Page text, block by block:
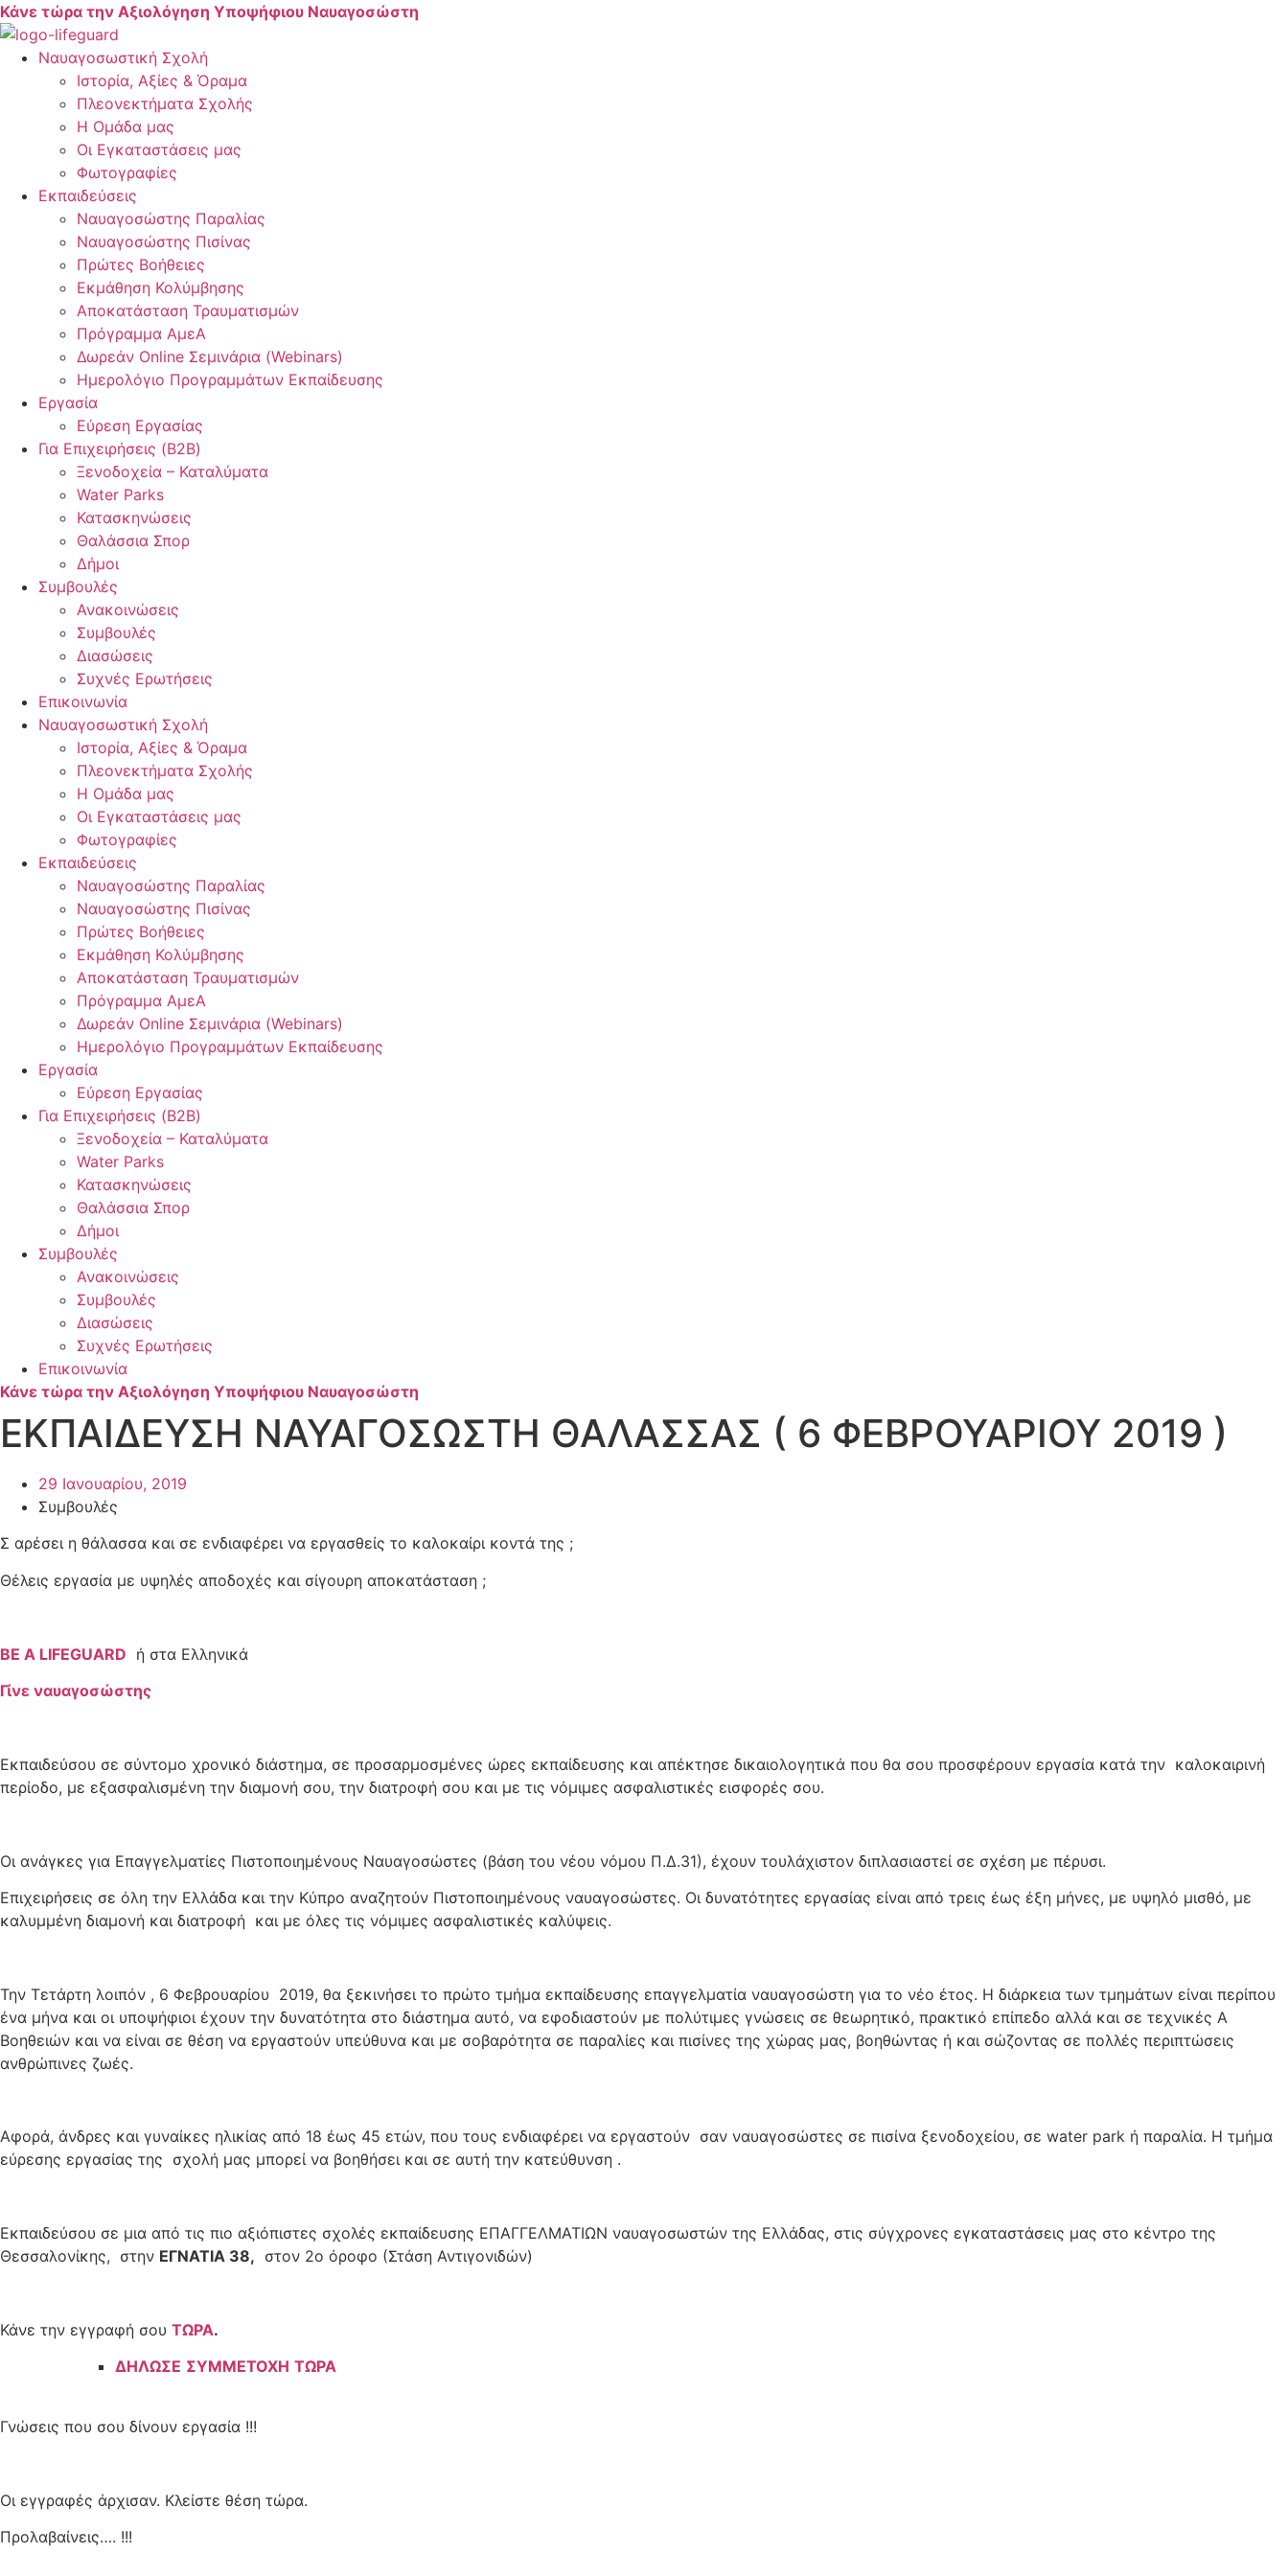
Skip
to
content
Κάνε τώρα την Αξιολόγηση Υποψήφιου Ναυαγοσώστη
Ναυαγοσωστική Σχολή
Ιστορία, Αξίες & Όραμα
Πλεονεκτήματα Σχολής
Η Ομάδα μας
Οι Εγκαταστάσεις μας
Φωτογραφίες
Εκπαιδεύσεις
Ναυαγοσώστης Παραλίας
Ναυαγοσώστης Πισίνας
Πρώτες Βοήθειες
Εκμάθηση Κολύμβησης
Αποκατάσταση Τραυματισμών
Πρόγραμμα ΑμεΑ
Δωρεάν Online Σεμινάρια (Webinars)
Ημερολόγιο Προγραμμάτων Εκπαίδευσης
Εργασία
Εύρεση Εργασίας
Για Επιχειρήσεις (B2B)
Ξενοδοχεία – Καταλύματα
Water Parks
Κατασκηνώσεις
Θαλάσσια Σπορ
Δήμοι
Συμβουλές
Ανακοινώσεις
Συμβουλές
Διασώσεις
Συχνές Ερωτήσεις
Επικοινωνία
Ναυαγοσωστική Σχολή
Ιστορία, Αξίες & Όραμα
Πλεονεκτήματα Σχολής
Η Ομάδα μας
Οι Εγκαταστάσεις μας
Φωτογραφίες
Εκπαιδεύσεις
Ναυαγοσώστης Παραλίας
Ναυαγοσώστης Πισίνας
Πρώτες Βοήθειες
Εκμάθηση Κολύμβησης
Αποκατάσταση Τραυματισμών
Πρόγραμμα ΑμεΑ
Δωρεάν Online Σεμινάρια (Webinars)
Ημερολόγιο Προγραμμάτων Εκπαίδευσης
Εργασία
Εύρεση Εργασίας
Για Επιχειρήσεις (B2B)
Ξενοδοχεία – Καταλύματα
Water Parks
Κατασκηνώσεις
Θαλάσσια Σπορ
Δήμοι
Συμβουλές
Ανακοινώσεις
Συμβουλές
Διασώσεις
Συχνές Ερωτήσεις
Επικοινωνία
Κάνε τώρα την Αξιολόγηση Υποψήφιου Ναυαγοσώστη
ΕΚΠΑΙΔΕΥΣΗ ΝΑΥΑΓΟΣΩΣΤΗ ΘΑΛΑΣΣΑΣ ( 6 ΦΕΒΡΟΥΑΡΙΟΥ 2019 )
29 Ιανουαρίου, 2019
Συμβουλές
Σ αρέσει η θάλασσα και σε ενδιαφέρει να εργασθείς το καλοκαίρι κοντά της ;
Θέλεις εργασία με υψηλές αποδοχές και σίγουρη αποκατάσταση ;
BE A LIFEGUARD ή στα Ελληνικά
Γίνε ναυαγοσώστης
Εκπαιδεύσου σε σύντομο χρονικό διάστημα, σε προσαρμοσμένες ώρες εκπαίδευσης και απέκτησε δικαιολογητικά που θα σου προσφέρουν εργασία κατά την καλοκαιρινή
περίοδο, με εξασφαλισμένη την διαμονή σου, την διατροφή σου και με τις νόμιμες ασφαλιστικές εισφορές σου.
Οι ανάγκες για Επαγγελματίες Πιστοποιημένους Ναυαγοσώστες (βάση του νέου νόμου Π.Δ.31), έχουν τουλάχιστον διπλασιαστεί σε σχέση με πέρυσι.
Επιχειρήσεις σε όλη την Ελλάδα και την Κύπρο αναζητούν Πιστοποιημένους ναυαγοσώστες. Οι δυνατότητες εργασίας είναι από τρεις έως έξη μήνες, με υψηλό μισθό, με
καλυμμένη διαμονή και διατροφή και με όλες τις νόμιμες ασφαλιστικές καλύψεις.
Την Τετάρτη λοιπόν , 6 Φεβρουαρίου 2019, θα ξεκινήσει το πρώτο τμήμα εκπαίδευσης επαγγελματία ναυαγοσώστη για το νέο έτος. Η διάρκεια των τμημάτων είναι περίπου
ένα μήνα και οι υποψήφιοι έχουν την δυνατότητα στο διάστημα αυτό, να εφοδιαστούν με πολύτιμες γνώσεις σε θεωρητικό, πρακτικό επίπεδο αλλά και σε τεχνικές Α
Βοηθειών και να είναι σε θέση να εργαστούν υπεύθυνα και με σοβαρότητα σε παραλίες και πισίνες της χώρας μας, βοηθώντας ή και σώζοντας σε πολλές περιπτώσεις
ανθρώπινες ζωές.
Αφορά, άνδρες και γυναίκες ηλικίας από 18 έως 45 ετών, που τους ενδιαφέρει να εργαστούν σαν ναυαγοσώστες σε πισίνα ξενοδοχείου, σε water park ή παραλία. Η τμήμα
εύρεσης εργασίας της σχολή μας μπορεί να βοηθήσει και σε αυτή την κατεύθυνση .
Εκπαιδεύσου σε μια από τις πιο αξιόπιστες σχολές εκπαίδευσης ΕΠΑΓΓΕΛΜΑΤΙΩΝ ναυαγοσωστών της Ελλάδας, στις σύγχρονες εγκαταστάσεις μας στο κέντρο της
Θεσσαλονίκης, στην ΕΓΝΑΤΙΑ 38, στον 2ο όροφο (Στάση Αντιγονιδών)
Κάνε την εγγραφή σου ΤΩΡΑ.
ΔΗΛΩΣΕ ΣΥΜΜΕΤΟΧΗ ΤΩΡΑ
Γνώσεις που σου δίνουν εργασία !!!
Οι εγγραφές άρχισαν. Κλείστε θέση τώρα.
Προλαβαίνεις…. !!!